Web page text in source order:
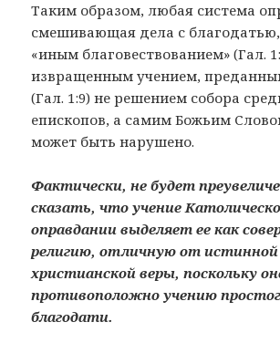
Таким образом, любая система
смешивающая дела с благодатью,
«иным благовествованием» (Гал.
извращенным учением,
(Гал. 1:9) не решением собора
епископов, а самим Божьим
может быть нарушено.
Фактически, не будет
сказать, что учение
оправдании выделяет ее как
религию, отличную от истинной
христианской веры, поскольку
противоположно учению
благодати.